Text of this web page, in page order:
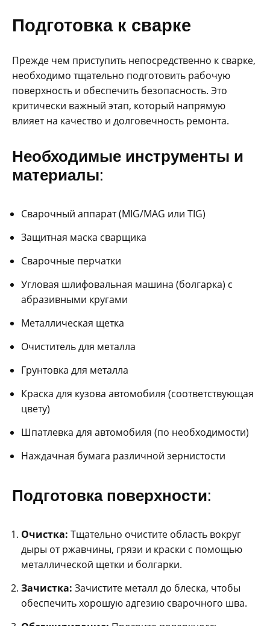
Подготовка к сварке
Прежде чем приступить непосредственно к сварке,
необходимо тщательно подготовить рабочую
поверхность и обеспечить безопасность. Это
критически важный этап, который напрямую
влияет на качество и долговечность ремонта.
Необходимые инструменты и
материалы:
Сварочный аппарат (MIG/MAG или TIG)
Защитная маска сварщика
Сварочные перчатки
Угловая шлифовальная машина (болгарка) с
абразивными кругами
Металлическая щетка
Очиститель для металла
Грунтовка для металла
Краска для кузова автомобиля (соответствующая
цвету)
Шпатлевка для автомобиля (по необходимости)
Наждачная бумага различной зернистости
Подготовка поверхности:
Очистка: Тщательно очистите область вокруг
дыры от ржавчины, грязи и краски с помощью
металлической щетки и болгарки.
Зачистка: Зачистите металл до блеска, чтобы
обеспечить хорошую адгезию сварочного шва.